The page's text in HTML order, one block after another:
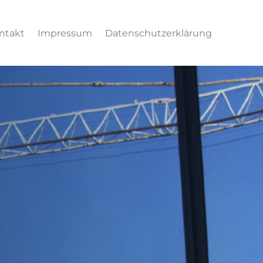
Impressum Datenschutzerklärung